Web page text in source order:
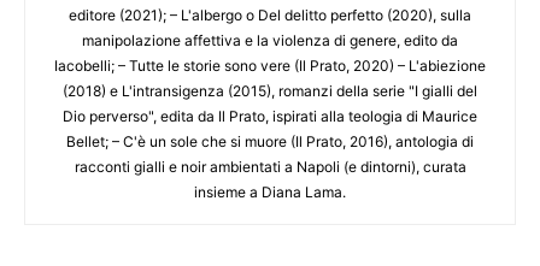
editore (2021); – L'albergo o Del delitto perfetto (2020), sulla
manipolazione affettiva e la violenza di genere, edito da
Iacobelli; – Tutte le storie sono vere (Il Prato, 2020) – L'abiezione
(2018) e L'intransigenza (2015), romanzi della serie "I gialli del
Dio perverso", edita da Il Prato, ispirati alla teologia di Maurice
Bellet; – C'è un sole che si muore (Il Prato, 2016), antologia di
racconti gialli e noir ambientati a Napoli (e dintorni), curata
insieme a Diana Lama.